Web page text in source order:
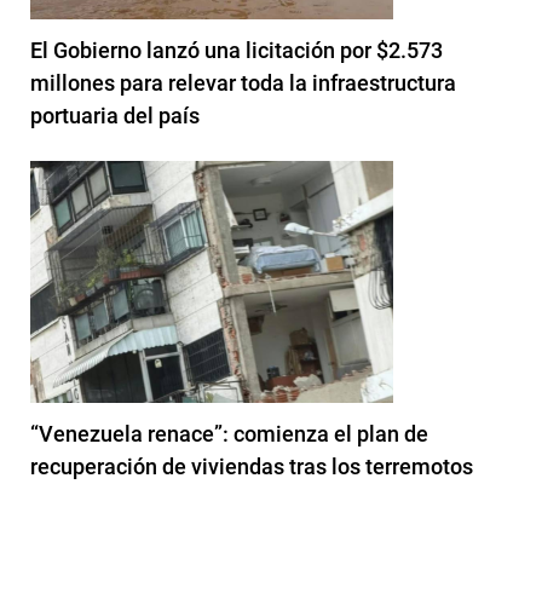
El Gobierno lanzó una licitación por $2.573
millones para relevar toda la infraestructura
portuaria del país
“Venezuela renace”: comienza el plan de
recuperación de viviendas tras los terremotos